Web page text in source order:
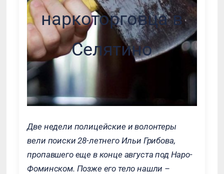
наркоторговца в
Селятино
Две недели полицейские и волонтеры
вели поиски 28-летнего Ильи Грибова,
пропавшего еще в конце августа под Наро-
Фоминском. Позже его тело нашли –